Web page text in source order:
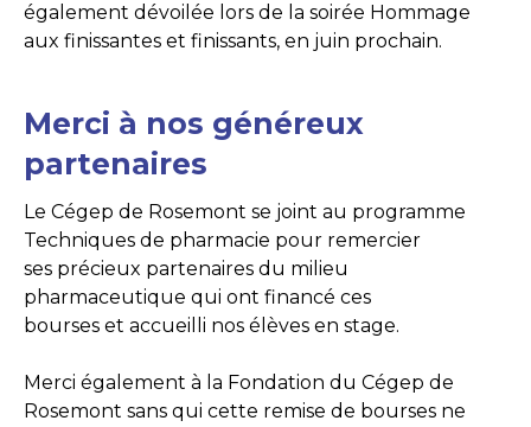
également dévoilée lors de la soirée Hommage
aux finissantes et finissants, en juin prochain.
Merci à nos généreux
partenaires
Le Cégep de Rosemont se joint au programme
Techniques de pharmacie pour remercier
ses précieux partenaires du milieu
pharmaceutique qui ont financé ces
bourses et accueilli nos élèves en stage.
Merci également à la Fondation du Cégep de
Rosemont sans qui cette remise de bourses ne